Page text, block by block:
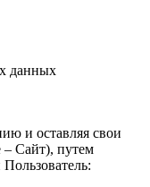
данных
и оставляя свои
– Сайт), путем